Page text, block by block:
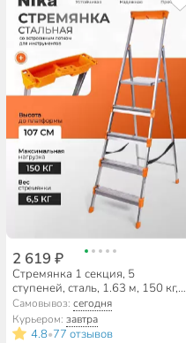
2 619 ₽
Стремянка 1 секция, 5
ступеней, сталь, 1.63 м, 150 кг, с
широкой ступенью, 1.07 м до
платформы, Nika, СМ5
Самовывоз:сегодня
Курьером:завтра
4.8•77 отзывов